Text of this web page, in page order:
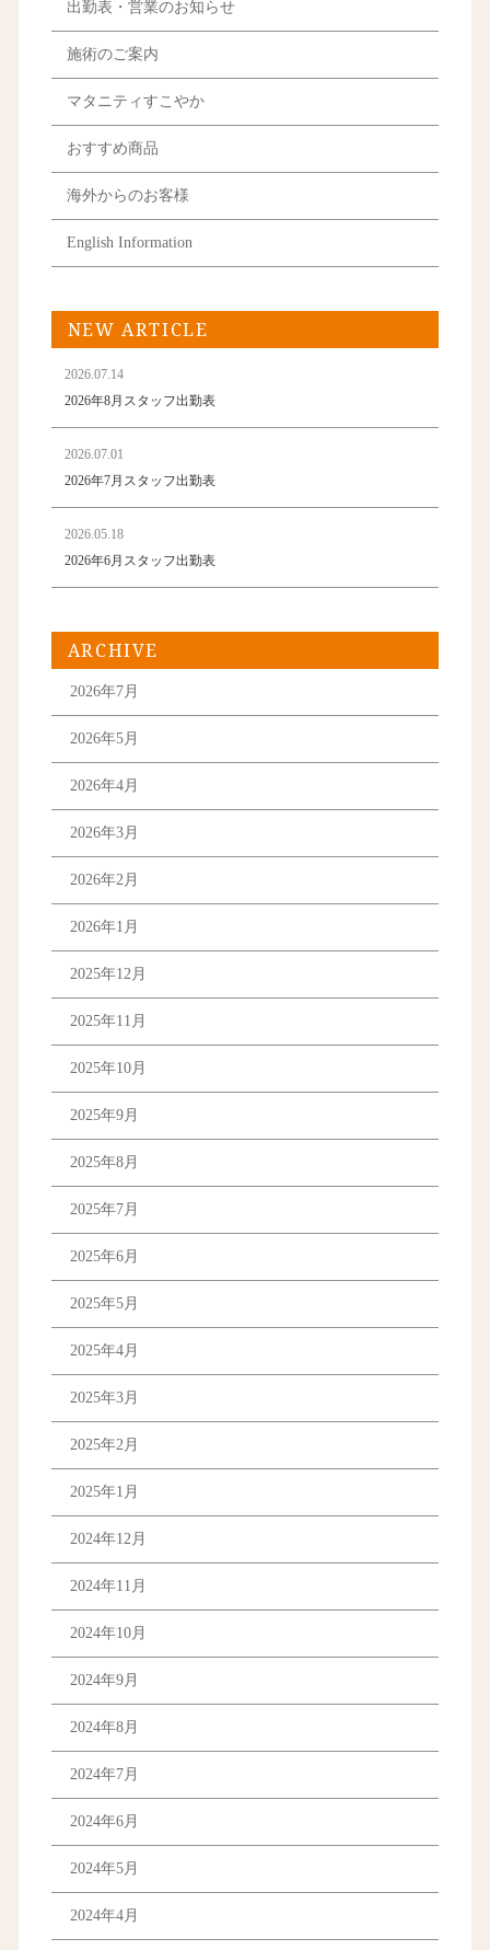
出勤表・営業のお知らせ
施術のご案内
マタニティすこやか
おすすめ商品
海外からのお客様
English Information
NEW ARTICLE
2026.07.14
2026年8月スタッフ出勤表
2026.07.01
2026年7月スタッフ出勤表
2026.05.18
2026年6月スタッフ出勤表
ARCHIVE
2026年7月
2026年5月
2026年4月
2026年3月
2026年2月
2026年1月
2025年12月
2025年11月
2025年10月
2025年9月
2025年8月
2025年7月
2025年6月
2025年5月
2025年4月
2025年3月
2025年2月
2025年1月
2024年12月
2024年11月
2024年10月
2024年9月
2024年8月
2024年7月
2024年6月
2024年5月
2024年4月